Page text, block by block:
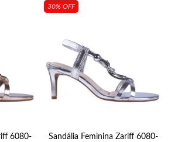
6080-
30% OFF
Sandália Feminina Zariff 6080-